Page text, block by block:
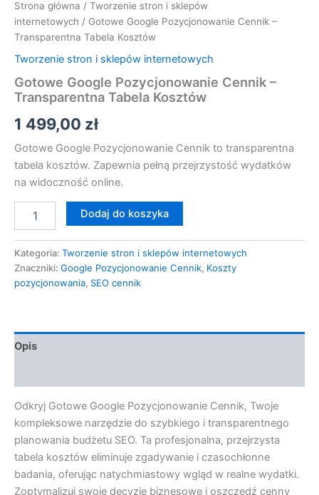
Strona główna / Tworzenie stron i sklepów
internetowych / Gotowe Google Pozycjonowanie Cennik –
Transparentna Tabela Kosztów
Tworzenie stron i sklepów internetowych
Gotowe Google Pozycjonowanie Cennik –
Transparentna Tabela Kosztów
1 499,00 zł
Gotowe Google Pozycjonowanie Cennik to transparentna
tabela kosztów. Zapewnia pełną przejrzystość wydatków
na widoczność online.
Dodaj do koszyka
Kategoria: Tworzenie stron i sklepów internetowych
Znaczniki: Google Pozycjonowanie Cennik, Koszty
pozycjonowania, SEO cennik
Opis
Odkryj Gotowe Google Pozycjonowanie Cennik, Twoje
kompleksowe narzędzie do szybkiego i transparentnego
planowania budżetu SEO. Ta profesjonalna, przejrzysta
tabela kosztów eliminuje zgadywanie i czasochłonne
badania, oferując natychmiastowy wgląd w realne wydatki.
Zoptymalizuj swoje decyzje biznesowe i oszczędź cenny